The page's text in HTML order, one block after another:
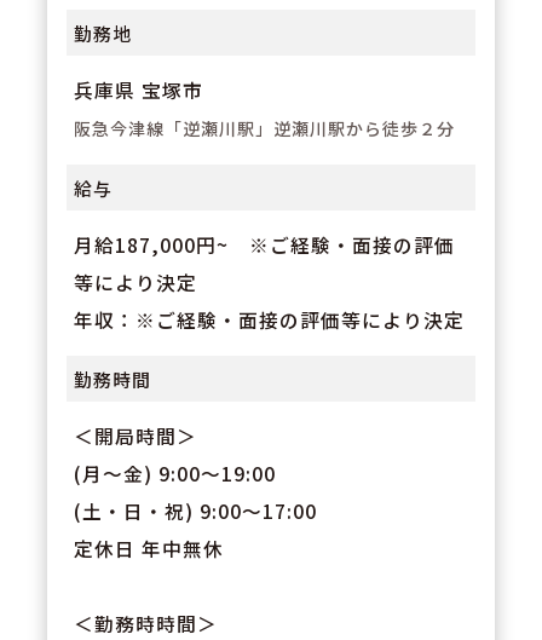
勤務地
兵庫県 宝塚市
阪急今津線「逆瀬川駅」逆瀬川駅から徒歩２分
給与
月給187,000円~ ※ご経験・面接の評価
等により決定
年収：※ご経験・面接の評価等により決定
勤務時間
＜開局時間＞
(月～金) 9:00～19:00
(土・日・祝) 9:00～17:00
定休日 年中無休
＜勤務時時間＞